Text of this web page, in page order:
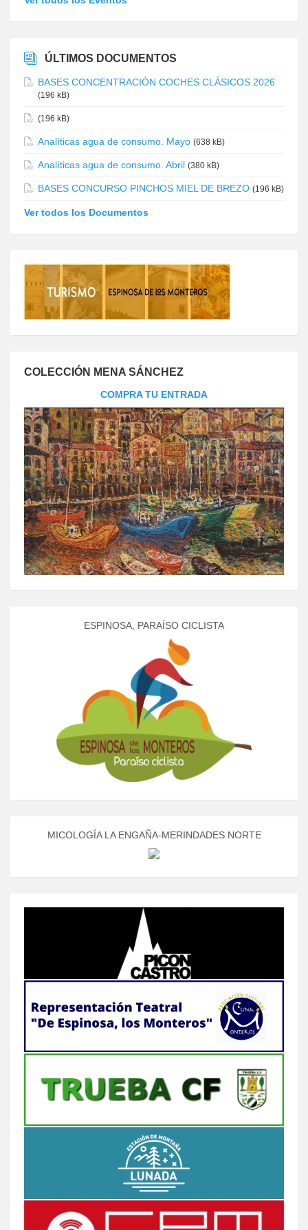
ÚLTIMOS DOCUMENTOS
BASES CONCENTRACIÓN COCHES CLÁSICOS 2026
(196 kB)
(196 kB)
Analíticas agua de consumo. Mayo (638 kB)
Analíticas agua de consumo. Abril (380 kB)
BASES CONCURSO PINCHOS MIEL DE BREZO (196 kB)
Ver todos los Documentos
COLECCIÓN MENA SÁNCHEZ
COMPRA TU ENTRADA
ESPINOSA, PARAÍSO CICLISTA
MICOLOGÍA LA ENGAÑA-MERINDADES NORTE